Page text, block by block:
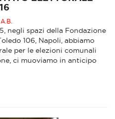
A.B.
negli spazi della Fondazione
106, Napoli, abbiamo
per le elezioni comunali
ci muoviamo in anticipo